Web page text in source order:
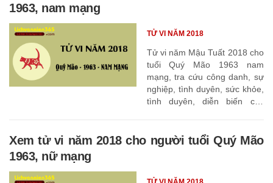
1963, nam mạng
Tử vi năm Mậu Tuất 2018 cho
tuổi Quý Mão 1963 nam
mạng, tra cứu công danh, sự
nghiệp, tình duyên, sức khỏe,
tình duyên, diễn biến các
TỬ VI NĂM 2018
Xem tử vi năm 2018 cho người tuổi Quý Mão
1963, nữ mạng